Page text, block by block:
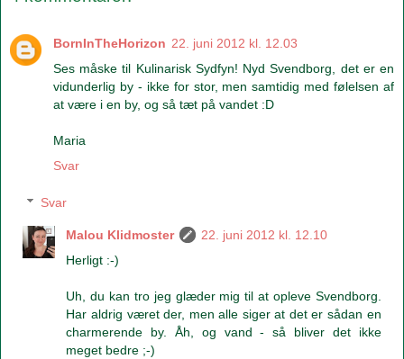
BornInTheHorizon 22. juni 2012 kl. 12.03
Ses måske til Kulinarisk Sydfyn! Nyd Svendborg, det er en
vidunderlig by - ikke for stor, men samtidig med følelsen af
at være i en by, og så tæt på vandet :D
Maria
Svar
Svar
Malou Klidmoster
22. juni 2012 kl. 12.10
Herligt :-)
Uh, du kan tro jeg glæder mig til at opleve Svendborg.
Har aldrig været der, men alle siger at det er sådan en
charmerende by. Åh, og vand - så bliver det ikke
meget bedre ;-)